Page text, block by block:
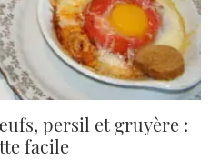
persil et gruyère :
facile